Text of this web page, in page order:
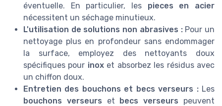
éventuelle. En particulier, les pieces en acier
nécessitent un séchage minutieux.
L'utilisation de solutions non abrasives :Pour un
nettoyage plus en profondeur sans endommager
la surface, employez des nettoyants doux
spécifiques pour inoxet absorbez les résidus avec
un chiffon doux.
Entretien des bouchons et becs verseurs :Les
bouchons verseurs et becs verseurs peuvent